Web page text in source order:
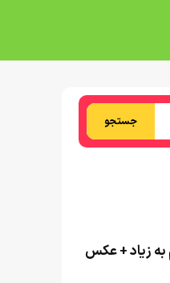
جستجو
به زیاد + عکس